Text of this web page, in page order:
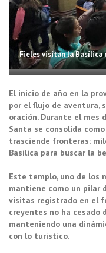
Fieles visitan la Basílica
El inicio de año en la
por el flujo de aventura,
oración. Durante el mes
Santa se consolida
trasciende fronteras:
Basílica para buscar la
Este templo, uno de los
mantiene como un pilar
visitas registrado en el
creyentes no ha cesado
manteniendo una
con lo turístico.